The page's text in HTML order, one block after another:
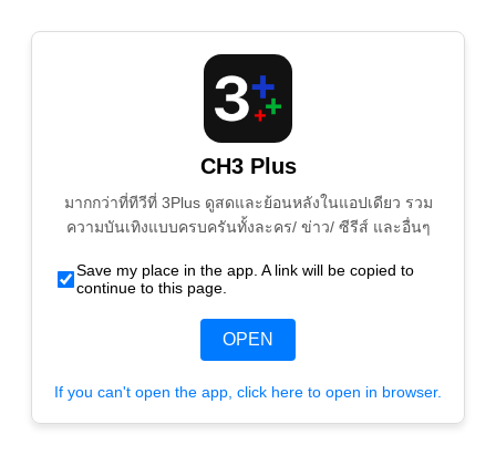
CH3 Plus
มากกว่าที่ทีวีที่ 3Plus ดูสดและย้อนหลังในแอปเดียว รวม
ความบันเทิงแบบครบครันทั้งละคร/ ข่าว/ ซีรีส์ และอื่นๆ
Save my place in the app. A link will be copied to
continue to this page.
OPEN
If you can't open the app, click here to open in browser.